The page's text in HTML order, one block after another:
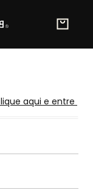
aqui e entre